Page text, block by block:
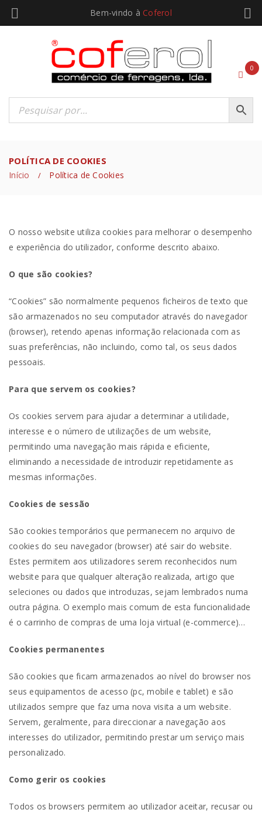
Bem-vindo à Coferol
0
POLÍTICA DE COOKIES
Início / Política de Cookies
O nosso website utiliza cookies para melhorar o desempenho
e experiência do utilizador, conforme descrito abaixo.
O que são cookies?
“Cookies” são normalmente pequenos ficheiros de texto que
são armazenados no seu computador através do navegador
(browser), retendo apenas informação relacionada com as
suas preferências, não incluindo, como tal, os seus dados
pessoais.
Para que servem os cookies?
Os cookies servem para ajudar a determinar a utilidade,
interesse e o número de utilizações de um website,
permitindo uma navegação mais rápida e eficiente,
eliminando a necessidade de introduzir repetidamente as
mesmas informações.
Cookies de sessão
São cookies temporários que permanecem no arquivo de
cookies do seu navegador (browser) até sair do website.
Estes permitem aos utilizadores serem reconhecidos num
website para que qualquer alteração realizada, artigo que
seleciones ou dados que introduzas, sejam lembrados numa
outra página. O exemplo mais comum de esta funcionalidade
é o carrinho de compras de uma loja virtual (e-commerce)…
Cookies permanentes
São cookies que ficam armazenados ao nível do browser nos
seus equipamentos de acesso (pc, mobile e tablet) e são
utilizados sempre que faz uma nova visita a um website.
Servem, geralmente, para direccionar a navegação aos
interesses do utilizador, permitindo prestar um serviço mais
personalizado.
Como gerir os cookies
Todos os browsers permitem ao utilizador aceitar, recusar ou